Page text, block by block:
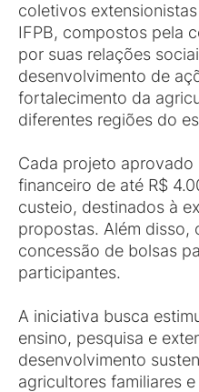
coletivos
IFPB, compostos pela
por suas relações
desenvolvimento de
fortalecimento da
diferentes regiões do
Cada projeto
financeiro de até R$
custeio, destinados à
propostas. Além disso,
concessão de bolsas
participantes.
A iniciativa busca
ensino, pesquisa e
desenvolvimento
agricultores familiares